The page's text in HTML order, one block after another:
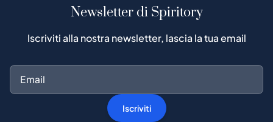
Newsletter di Spiritory
Iscriviti alla nostra newsletter, lascia la tua email
Iscriviti